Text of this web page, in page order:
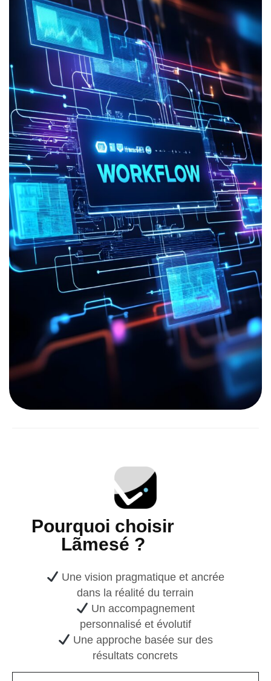
Pourquoi choisir
Lãmesé ?
Une vision pragmatique et ancrée
dans la réalité du terrain
Un accompagnement
personnalisé et évolutif
Une approche basée sur des
résultats concrets